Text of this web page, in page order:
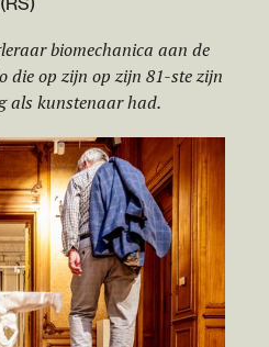
biomechanica aan de
die op zijn op zijn 81-ste zijn
als kunstenaar had.